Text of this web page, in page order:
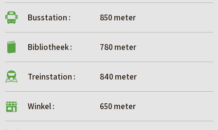
Busstation : 850 meter
Bibliotheek : 780 meter
Treinstation : 840 meter
Winkel : 650 meter